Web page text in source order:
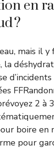
en
?
mais il y
la
2 à
boire en
pour